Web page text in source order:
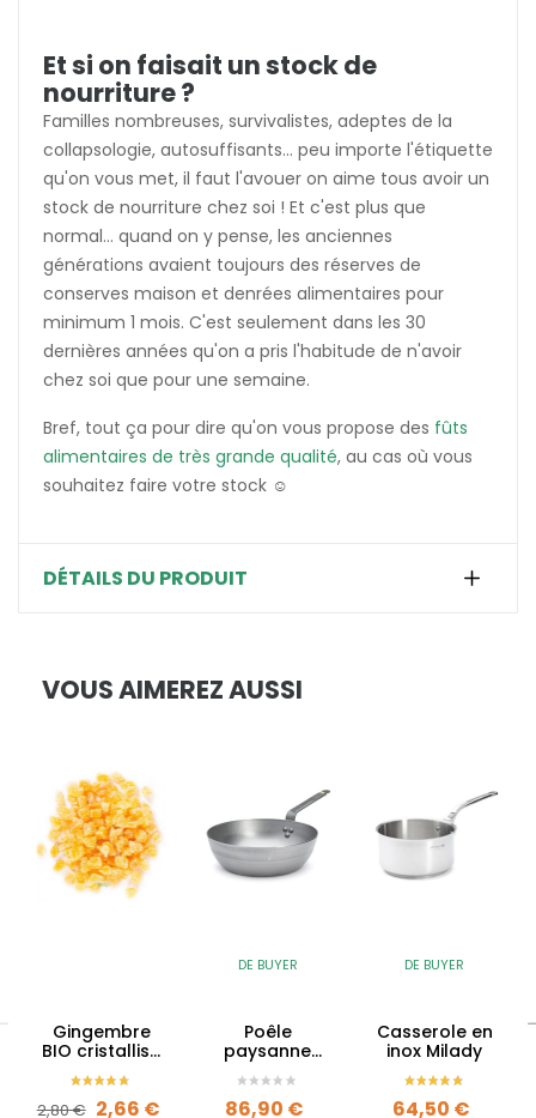
Et si on faisait un stock de
nourriture ?
Familles nombreuses, survivalistes, adeptes de la
collapsologie, autosuffisants... peu importe l'étiquette
qu'on vous met, il faut l'avouer on aime tous avoir un
stock de nourriture chez soi ! Et c'est plus que
normal... quand on y pense, les anciennes
générations avaient toujours des réserves de
conserves maison et denrées alimentaires pour
minimum 1 mois. C'est seulement dans les 30
dernières années qu'on a pris l'habitude de n'avoir
chez soi que pour une semaine.
Bref, tout ça pour dire qu'on vous propose des fûts
alimentaires de très grande qualité, au cas où vous
souhaitez faire votre stock ☺️
DÉTAILS DU PRODUIT
VOUS AIMEREZ AUSSI
Gingembre
BIO cristallisé
en cubes en
vrac -
Equitable
Prix de base
2,80 € Prix
2,66 €
DE BUYER
Poêle
paysanne
Minéral B en
acier
Prix
86,90 €
DE BUYER
Casserole en
inox Milady
Prix
64,50 €